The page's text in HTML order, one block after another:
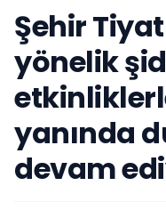
Şehir
yönelik
yanında
devam